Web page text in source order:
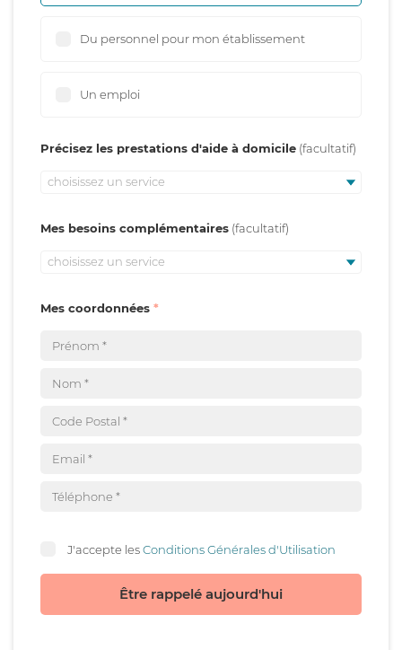
Du personnel pour mon établissement
Un emploi
Précisez les prestations d'aide à domicile
choisissez un service
Mes besoins complémentaires
choisissez un service
Mes coordonnées
J'accepte lesConditions Générales d'Utilisation
Être rappelé aujourd'hui